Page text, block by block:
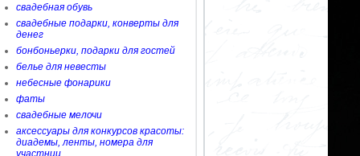
свадебная обувь
свадебные подарки, конверты для
денег
бонбоньерки, подарки для гостей
белье для невесты
небесные фонарики
фаты
свадебные мелочи
аксессуары для конкурсов красоты:
диадемы, ленты, номера для
участниц